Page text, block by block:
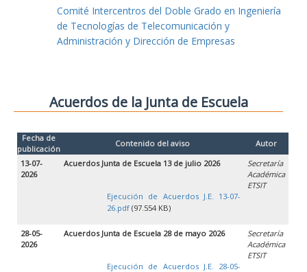
Comité Intercentros del Doble Grado en Ingeniería
de Tecnologías de Telecomunicación y
Administración y Dirección de Empresas
Acuerdos de la Junta de Escuela
Fecha de
publicación
Contenido del aviso
Autor
13-07-
2026
Acuerdos Junta de Escuela 13 de julio 2026
Ejecución de Acuerdos J.E. 13-07-
26.pdf (97.554 KB)
Secretaría
Académica
ETSIT
28-05-
2026
Acuerdos Junta de Escuela 28 de mayo 2026
Ejecución de Acuerdos J.E. 28-05-
Secretaría
Académica
ETSIT